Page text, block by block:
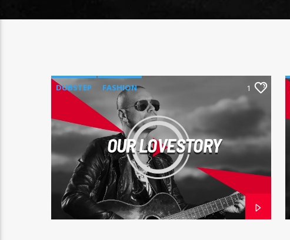
DUBSTEP FASHION 1
OUR LOVESTORY